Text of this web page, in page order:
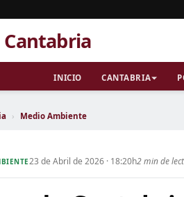
Cantabria
INICIO CANTABRIA
› Medio Ambiente
23 de Abril de 2026 · 18:20h2 min de